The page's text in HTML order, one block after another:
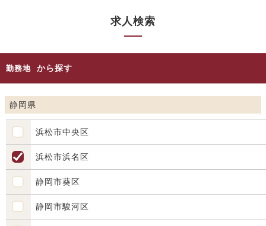
求人検索
勤務地 から探す
静岡県
浜松市中央区
浜松市浜名区
静岡市葵区
静岡市駿河区